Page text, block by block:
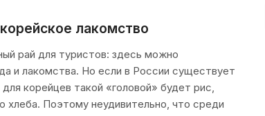
лакомство
рай для туристов: здесь можно
и лакомства. Но если в России существует
корейцев такой «головой» будет рис,
хлеба. Поэтому неудивительно, что среди